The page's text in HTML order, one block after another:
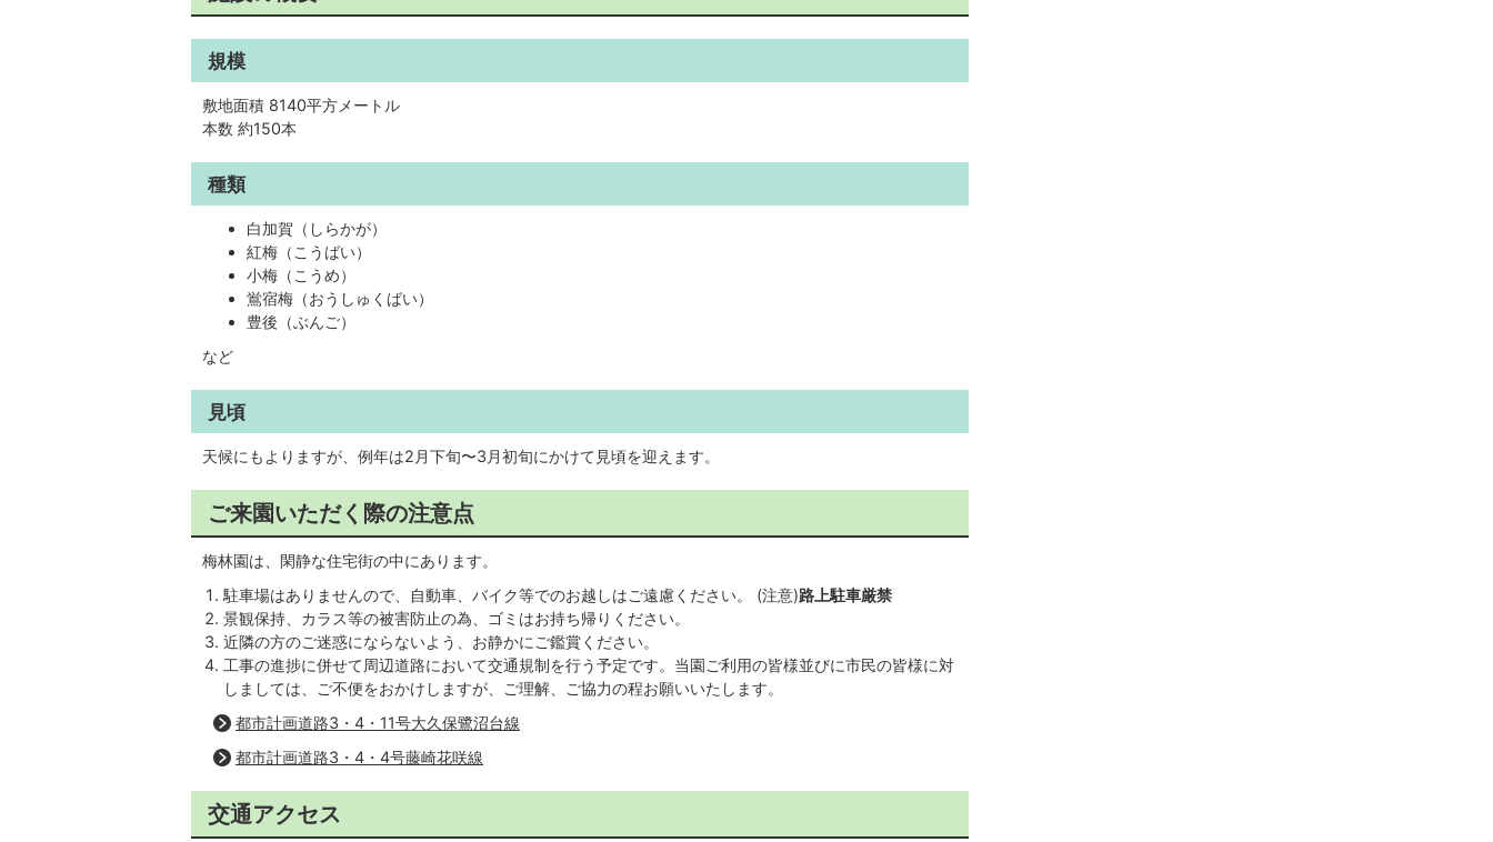
規模
敷地面積 8140平方メートル
本数 約150本
種類
白加賀（しらかが）
紅梅（こうばい）
小梅（こうめ）
鴬宿梅（おうしゅくばい）
豊後（ぶんご）
など
見頃
天候にもよりますが、例年は2月下旬〜3月初旬にかけて見頃を迎えます。
ご来園いただく際の注意点
梅林園は、閑静な住宅街の中にあります。
駐車場はありませんので、自動車、バイク等でのお越しはご遠慮ください。 (注意)路上駐車厳禁
景観保持、カラス等の被害防止の為、ゴミはお持ち帰りください。
近隣の方のご迷惑にならないよう、お静かにご鑑賞ください。
工事の進捗に併せて周辺道路において交通規制を行う予定です。当園ご利用の皆様並びに市民の皆様に対
しましては、ご不便をおかけしますが、ご理解、ご協力の程お願いいたします。
都市計画道路3・4・11号大久保鷺沼台線
都市計画道路3・4・4号藤崎花咲線
交通アクセス